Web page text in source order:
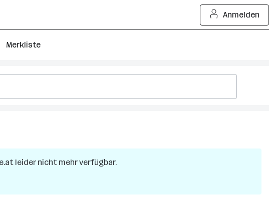
Anmelden
Merkliste
leider nicht mehr verfügbar.